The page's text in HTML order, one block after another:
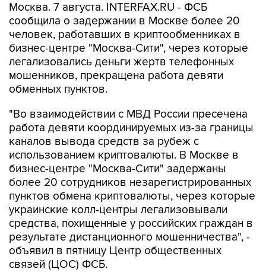
Москва. 7 августа. INTERFAX.RU - ФСБ
сообщила о задержании в Москве более 20
человек, работавших в криптообменниках в
бизнес-центре "Москва-Сити", через которые
легализовались деньги жертв телефонных
мошенников, прекращена работа девяти
обменных пунктов.
"Во взаимодействии с МВД России пресечена
работа девяти координируемых из-за границы
каналов вывода средств за рубеж с
использованием криптовалюты. В Москве в
бизнес-центре "Москва-Сити" задержаны
более 20 сотрудников незарегистрированных
пунктов обмена криптовалюты, через которые
украинские колл-центры легализовывали
средства, похищенные у российских граждан в
результате дистанционного мошенничества", -
объявил в пятницу Центр общественных
связей (ЦОС) ФСБ.